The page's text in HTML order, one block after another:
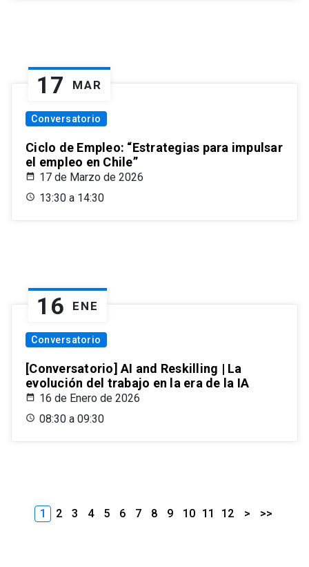
17 MAR
Conversatorio
Ciclo de Empleo: “Estrategias para impulsar
el empleo en Chile”
17 de Marzo de 2026
13:30 a 14:30
16 ENE
Conversatorio
[Conversatorio] AI and Reskilling | La
evolución del trabajo en la era de la IA
16 de Enero de 2026
08:30 a 09:30
1 2 3 4 5 6 7 8 9 10 11 12 > >>